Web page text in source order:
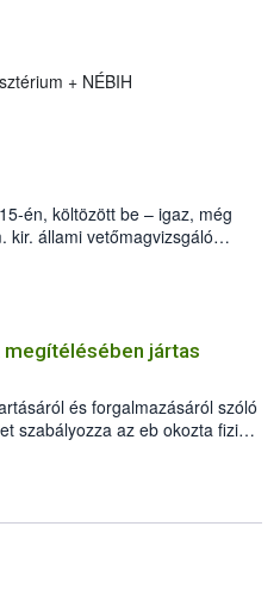
+ NÉBIH
én, költözött be – igaz, még
kir. állami vetőmagvizsgáló
alatti, Czigler Győző által
jártas
és forgalmazásáról szóló
szabályozza az eb okozta fizikai
felmerülő
veszélyes eb tartását és annak
jártas szakértőt.